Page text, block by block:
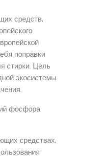
средств,
поправки
стирки. Цель
экосистемы
фосфора
средствах,